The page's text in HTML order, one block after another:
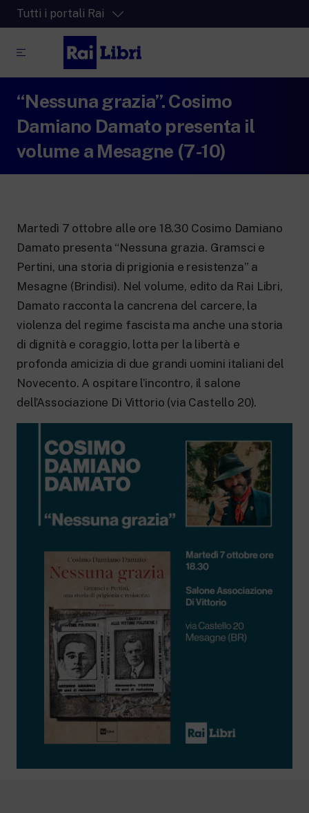
Tutti i portali Rai
La piattaforma di streaming video per tutti.
RaiPlay
La piattaforma digitale dei canali Radio
Rai.
RaiPlay Sound
New 24 ore su 24: attualità, ultime notizie
e aggiornamenti.
RaiNews
Le redazioni regionali di RaiNews.
Rai TgR
Approfondimenti culturali su Arte,
Letteratura, Storia e molto altro.
Rai Cultura
Per le scuole secondarie di I e II grado,
l’Università, i Docenti e l’istruzione degli
Rai Scuola
“Nessuna grazia”. Cosimo
Damiano Damato presenta il
volume a Mesagne (7-10)
Martedì 7 ottobre alle ore 18.30 Cosimo Damiano
Damato presenta “Nessuna grazia. Gramsci e
Pertini, una storia di prigionia e resistenza” a
Mesagne (Brindisi). Nel volume, edito da Rai Libri,
Damato racconta la cancrena del carcere, la
violenza del regime fascista ma anche una storia
di dignità e coraggio, lotta per la libertà e
profonda amicizia di due grandi uomini italiani del
Novecento. A ospitare l’incontro, il salone
dell’Associazione Di Vittorio (via Castello 20).